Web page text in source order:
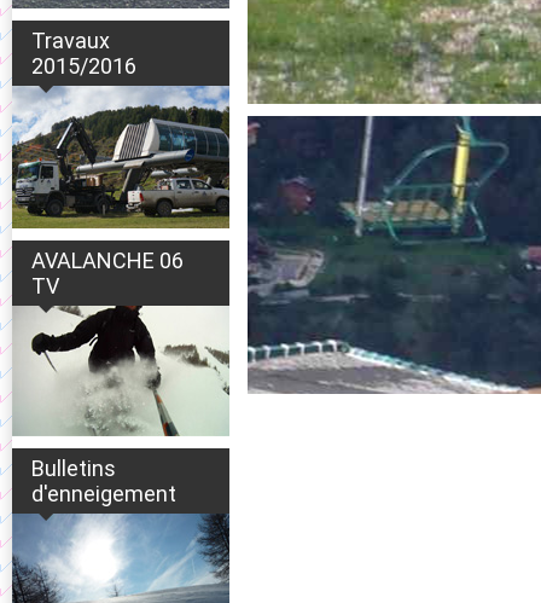
Travaux
2015/2016
AVALANCHE 06
TV
Bulletins
d'enneigement